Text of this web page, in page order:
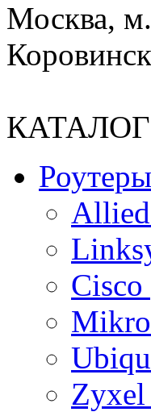
Москва,
Роутеры
Allied
Zyxel